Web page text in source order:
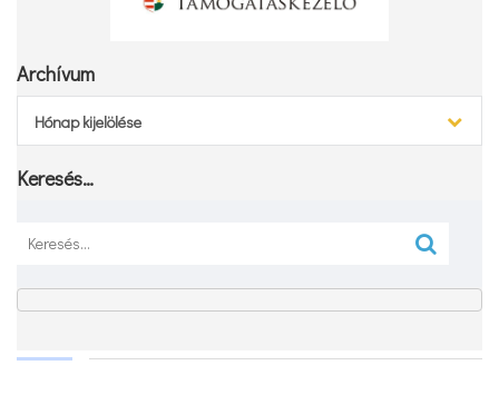
Archívum
Hónap kijelölése
Keresés…
Keresés: